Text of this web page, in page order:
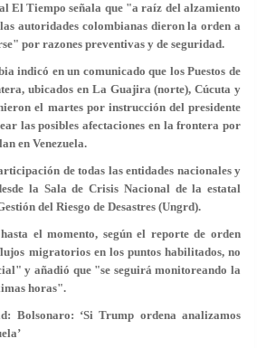
El Tiempo señala que "a raíz del alzamiento
autoridades colombianas dieron la orden a
por razones preventivas y de seguridad.
indicó en un comunicado que los Puestos de
ubicados en La Guajira (norte), Cúcuta y
el martes por instrucción del presidente
las posibles afectaciones en la frontera por
en Venezuela.
de todas las entidades nacionales y
la Sala de Crisis Nacional de la estatal
del Riesgo de Desastres (Ungrd).
el momento, según el reporte de orden
migratorios en los puntos habilitados, no
y añadió que "se seguirá monitoreando la
horas".
Bolsonaro: ‘Si Trump ordena analizamos